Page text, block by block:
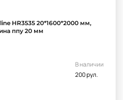
HR3535 20*1600*2000 мм,
ппу 20 мм
В наличии
200 рул.